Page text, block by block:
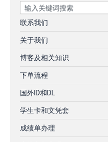
Search
联系我们
关于我们
博客及相关知识
下单流程
国外ID和DL
学生卡和文凭套
成绩单办理